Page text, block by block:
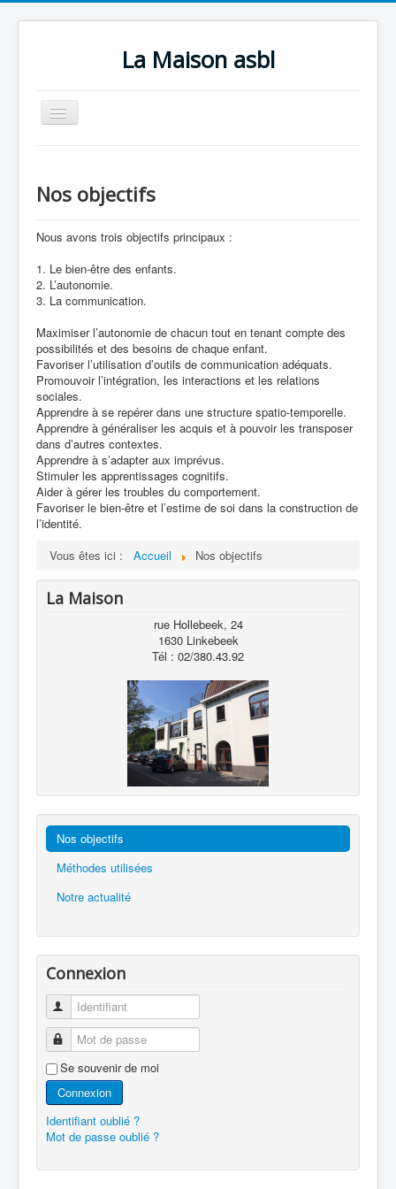
La Maison asbl
Basculer
la
Qui sommes-nous ?
Infos pratiques
Contact
Photos
Faire un don
Nos objectifs
Nous avons trois objectifs principaux :
1. Le bien-être des enfants.
2. L’autonomie.
3. La communication.
Maximiser l’autonomie de chacun tout en tenant compte des
possibilités et des besoins de chaque enfant.
Favoriser l’utilisation d’outils de communication adéquats.
Promouvoir l’intégration, les interactions et les relations
sociales.
Apprendre à se repérer dans une structure spatio-temporelle.
Apprendre à généraliser les acquis et à pouvoir les transposer
dans d’autres contextes.
Apprendre à s’adapter aux imprévus.
Stimuler les apprentissages cognitifs.
Aider à gérer les troubles du comportement.
Favoriser le bien-être et l’estime de soi dans la construction de
l’identité.
Vous êtes ici :
Accueil Nos objectifs
La Maison
rue Hollebeek, 24
1630 Linkebeek
Tél : 02/380.43.92
Nos objectifs
Méthodes utilisées
Notre actualité
Connexion
Identifiant
Mot de passe
Se souvenir de moi
Connexion
Identifiant oublié ?
Mot de passe oublié ?